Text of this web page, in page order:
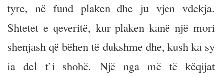
tyre, në fund plaken dhe ju vjen vdekja.
Shtetet e qeveritë, kur plaken kanë një mori
shenjash që bëhen të dukshme dhe, kush ka sy
ia del t’i shohë. Një nga më të këqijat